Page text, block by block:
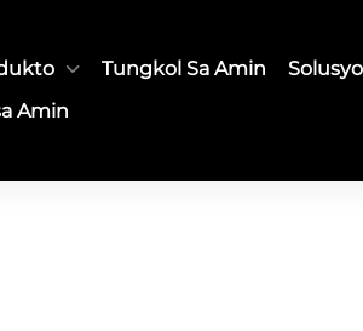
Tungkol Sa Amin
Amin